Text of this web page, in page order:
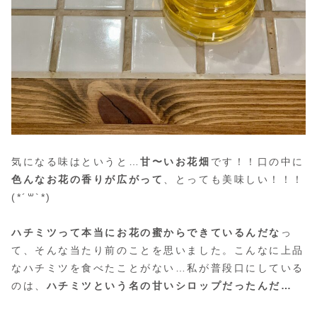
気になる味はというと…甘〜いお花畑 です！！口の中に
色んなお花の香りが広がって
、とっても美味しい！！！
(*´꒳`*)
ハチミツって本当にお花の蜜からできているんだな っ
て、そんな当たり前のことを思いました。こんなに上品
なハチミツを食べたことがない…私が普段口にしている
のは、 ハチミツという名の甘いシロップだったんだ…